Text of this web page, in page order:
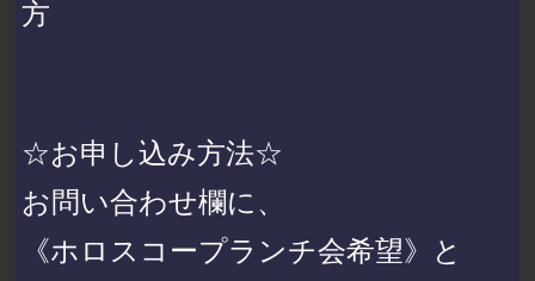
方
☆お申し込み方法☆
お問い合わせ欄に、
《ホロスコープランチ会希望》と